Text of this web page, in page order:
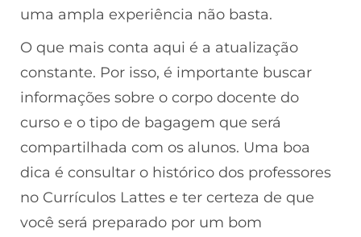
uma ampla experiência não basta.
O que mais conta aqui é a atualização
constante. Por isso, é importante buscar
informações sobre o corpo docente do
curso e o tipo de bagagem que será
compartilhada com os alunos. Uma boa
dica é consultar o histórico dos professores
no Currículos Lattes e ter certeza de que
você será preparado por um bom